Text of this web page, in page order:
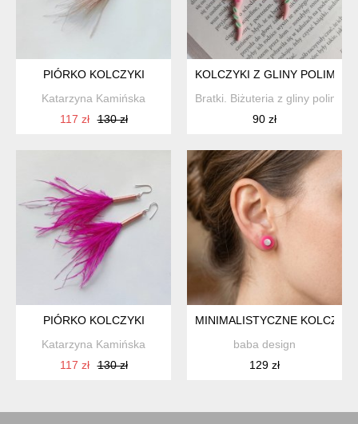
PIÓRKO KOLCZYKI
Katarzyna Kamińska
117 zł
130 zł
KOLCZYKI Z GLINY
Bratki. Biżuteria z gliny
90 zł
PIÓRKO KOLCZYKI
Katarzyna Kamińska
117 zł
130 zł
MINIMALISTYCZNE
baba design
129 zł